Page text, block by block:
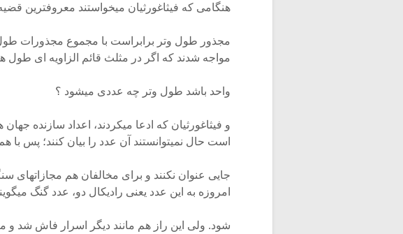
هنگامی که فیثاغورثیان میخواستند معروفترین
مجذور طول وتر برابراست با مجموع مجذورات طول
مواجه شدند که اگر در مثلث قائم الزاویه ای طول
واحد باشد طول وتر چه عددی میشود ؟
و فیثاغورثیان که ادعا میکردند، اعداد سازنده
است حال نمیتوانستند آن عدد را بیان کنند؛ پس با
جایی عنوان نکنند و برای مخالفان هم مجازاتهای
امروزه به این عدد یعنی رادیکال دو، عدد گنگ
شود. ولی این راز هم مانند دیگر اسرار فاش شد